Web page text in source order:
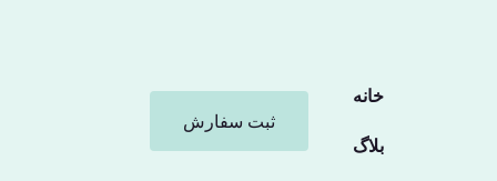
خانه
بلاگ
ثبت سفارش